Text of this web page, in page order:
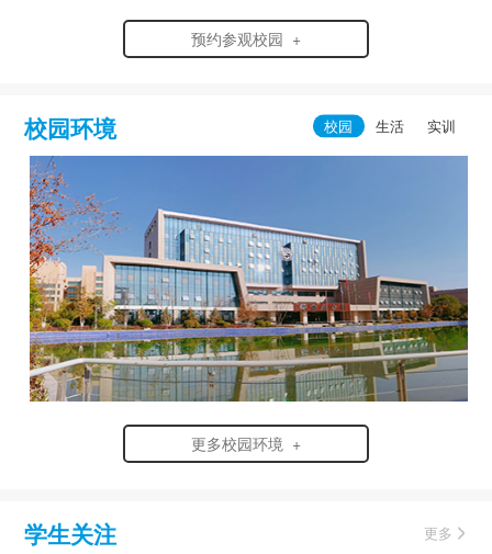
预约参观校园 +
校园环境
更多校园环境 +
学生关注 更多